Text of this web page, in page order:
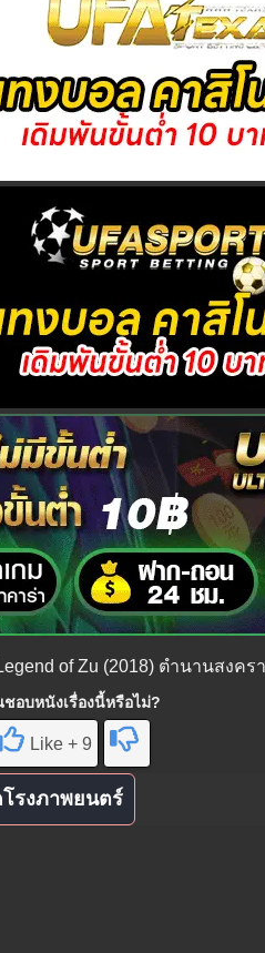
of Zu (2018) ตำนานสงค
อบหนังเรื่องนี้หรือไม่?
Like + 9
รงภาพยนตร์